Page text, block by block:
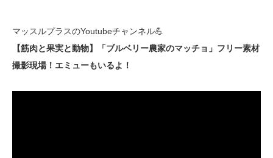
マッスルプラスのYoutubeチャンネル💪
【筋肉と果実と動物】「ブルベリー農家のマッチョ」フリー素材
撮影現場！エミューもいるよ！